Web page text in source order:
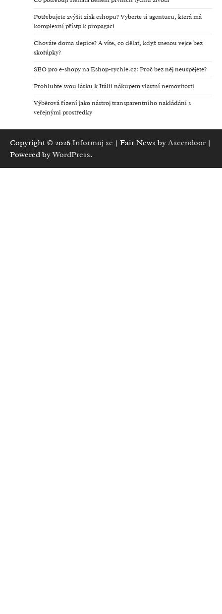
Potřebujete zvýšit zisk eshopu? Vyberte si agenturu, která má
komplexní přístp k propagaci
Chováte doma slepice? A víte, co dělat, když snesou vejce bez
skořápky?
SEO pro e-shopy na Eshop-rychle.cz: Proč bez něj neuspějete?
Prohlubte svou lásku k Itálii nákupem vlastní nemovitosti
Výběrová řízení jako nástroj transparentního nakládání s
veřejnými prostředky
Copyright © 2026 Informuj se | Fair News by Ascendoor |
Powered byWordPress.